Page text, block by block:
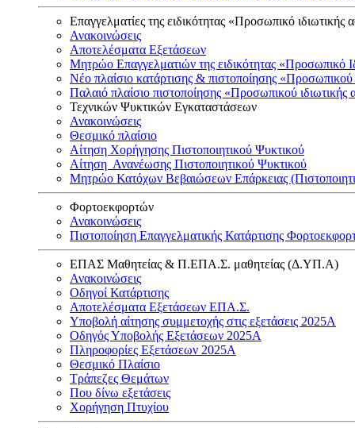
Επαγγελματίες της ειδικότητας «Προσωπικό ιδιωτικής
Ανακοινώσεις
Αποτελέσματα Εξετάσεων
Μητρώο Επαγγελματιών της ειδικότητας «Προσωπικό
Νέο πλαίσιο κατάρτισης & πιστοποίησης «Προσωπικού
Παλαιό πλαίσιο πιστοποίησης «Προσωπικού
Τεχνικών Ψυκτικών Εγκαταστάσεων
Ανακοινώσεις
Θεσμικό πλαίσιο
Αίτηση Χορήγησης Πιστοποιητικού Ψυκτικού
Αίτηση Ανανέωσης Πιστοποιητικού Ψυκτικού
Μητρώο Κατόχων Βεβαιώσεων Επάρκειας
Φορτοεκφορτών
Ανακοινώσεις
Πιστοποίηση Επαγγελματικής Κατάρτισης
ΕΠΑΣ Μαθητείας & Π.ΕΠΑ.Σ. μαθητείας (Δ.ΥΠ.Α)
Ανακοινώσεις
Oδηγοί Κατάρτισης
Αποτελέσματα Εξετάσεων ΕΠΑ.Σ.
Υποβολή αίτησης συμμετοχής στις εξετάσεις 2025Α
Οδηγός Υποβολής Εξετάσεων 2025A
Πληροφορίες Εξετάσεων 2025Α
Θεσμικό Πλαίσιο
Τράπεζες Θεμάτων
Που δίνω εξετάσεις
Χορήγηση Πτυχίου